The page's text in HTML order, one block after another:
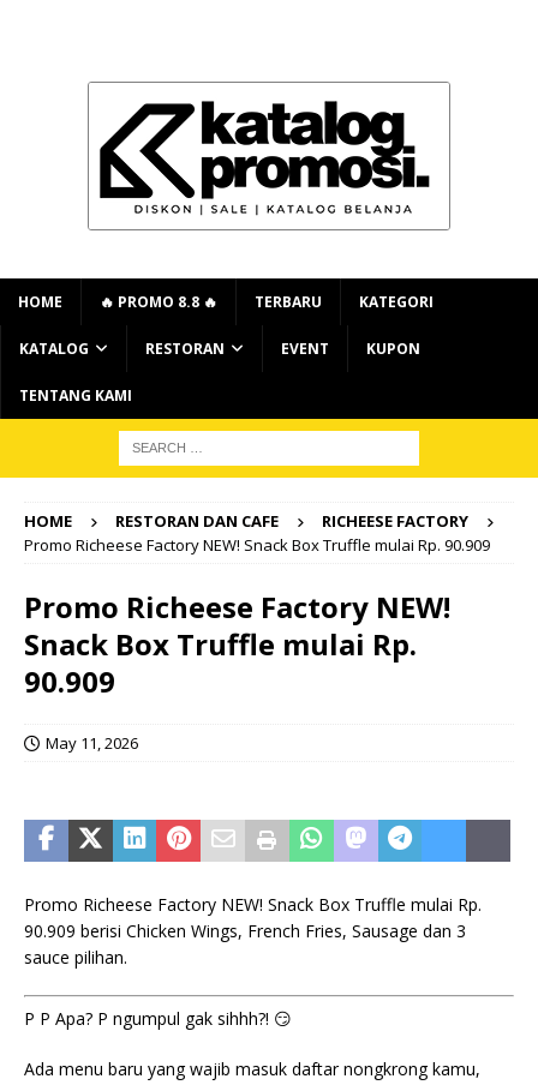
HOME 🔥 PROMO 8.8 🔥 TERBARU KATEGORI
KATALOG RESTORAN EVENT KUPON
TENTANG KAMI
HOME RESTORAN DAN CAFE
RICHEESE FACTORY
Promo Richeese Factory NEW! Snack Box Truffle mulai Rp. 90.909
Promo Richeese Factory NEW!
Snack Box Truffle mulai Rp.
90.909
May 11, 2026
Promo Richeese Factory NEW! Snack Box Truffle mulai Rp.
90.909 berisi Chicken Wings, French Fries, Sausage dan 3
sauce pilihan.
P P Apa? P ngumpul gak sihhh?! 😏
Ada menu baru yang wajib masuk daftar nongkrong kamu,